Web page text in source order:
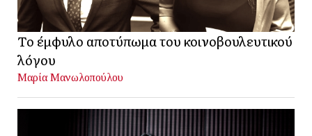
Το έμφυλο αποτύπωμα του κοινοβουλευτικού
λόγου
Μαρία Μανωλοπούλου